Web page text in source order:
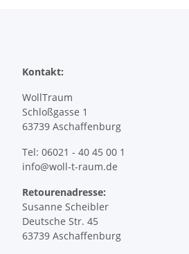
Kontakt:
WollTraum
Schloßgasse 1
63739 Aschaffenburg
Tel: 06021 - 40 45 00 1
info@woll-t-raum.de
Retourenadresse:
Susanne Scheibler
Deutsche Str. 45
63739 Aschaffenburg